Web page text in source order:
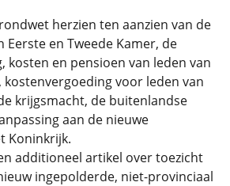
herzien ten aanzien van de
Eerste en Tweede Kamer, de
kosten en pensioen van leden van
kostenvergoeding voor leden van
krijgsmacht, de buitenlandse
aan de nieuwe
Koninkrijk.
additioneel artikel over toezicht
ingepolderde, niet-provinciaal